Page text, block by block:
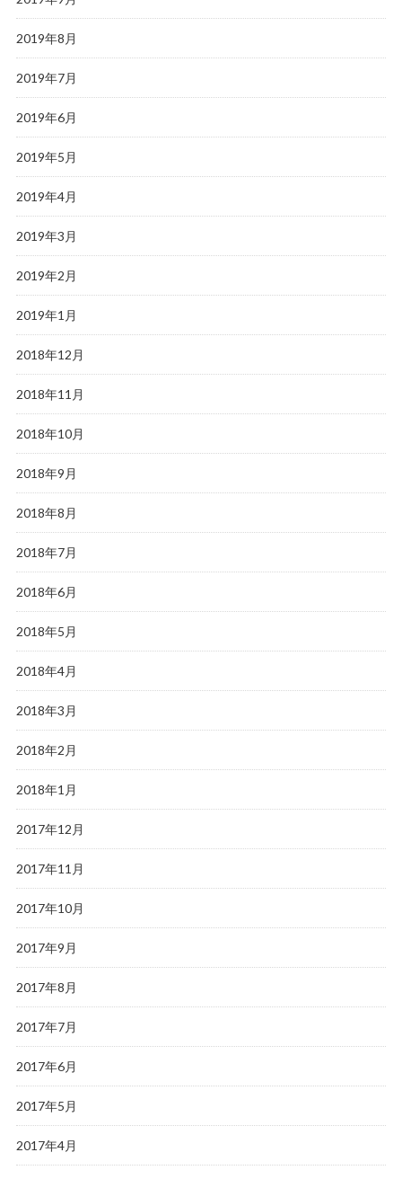
2019年8月
2019年7月
2019年6月
2019年5月
2019年4月
2019年3月
2019年2月
2019年1月
2018年12月
2018年11月
2018年10月
2018年9月
2018年8月
2018年7月
2018年6月
2018年5月
2018年4月
2018年3月
2018年2月
2018年1月
2017年12月
2017年11月
2017年10月
2017年9月
2017年8月
2017年7月
2017年6月
2017年5月
2017年4月